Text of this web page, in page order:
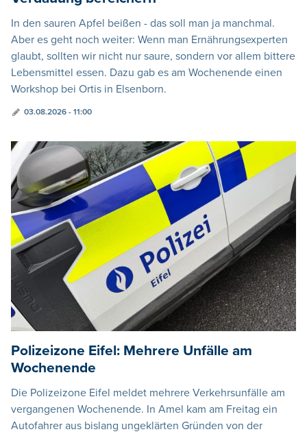
In den sauren Apfel beißen - das soll man ja manchmal.
Aber es geht noch weiter: Wenn man Ernährungsexperten
glaubt, sollten wir nicht nur saure, sondern vor allem bittere
Lebensmittel essen. Dazu gab es am Wochenende einen
Workshop bei Ortis in Elsenborn.
03.08.2026 - 11:00
Polizeizone Eifel: Mehrere Unfälle am
Wochenende
Die Polizeizone Eifel meldet mehrere Verkehrsunfälle am
vergangenen Wochenende. In Amel kam am Freitag ein
Autofahrer aus bislang ungeklärten Gründen von der